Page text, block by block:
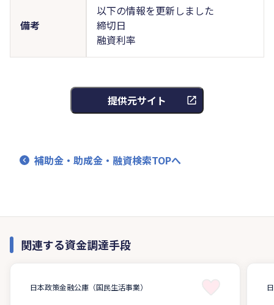
備考
以下の情報を更新しました
締切日
融資利率
提供元サイト
補助金・助成金・融資検索TOPへ
関連する資金調達手段
日本政策金融公庫（国民生活事業）